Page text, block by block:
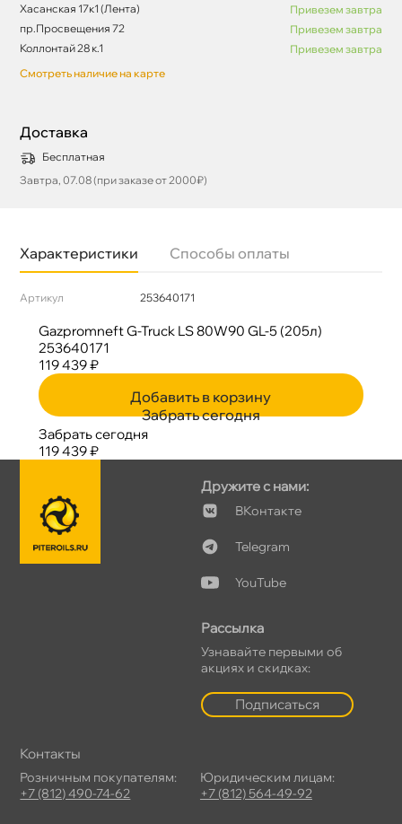
Хасанская 17к1 (Лента)
Привезем завтра
пр.Просвещения 72
Привезем завтра
Коллонтай 28 к.1
Привезем завтра
Смотреть наличие на карте
Доставка
Бесплатная
Завтра, 07.08 (при заказе от 2000₽)
Характеристики Способы оплаты
Артикул 253640171
Gazpromneft G-Truck LS 80W90 GL-5 (205л)
253640171
119 439 ₽
Добавить в корзину
Забрать сегодня
Забрать сегодня
119 439 ₽
Дружите с нами:
Контакте
Telegram
YouTube
Рассылка
Узнавайте первыми о
акциях и скидках:
Подписаться
Контакты
Розничным покупателям:
+7 (812) 490-74-62
Юридическим лицам:
+7 (812) 564-49-92